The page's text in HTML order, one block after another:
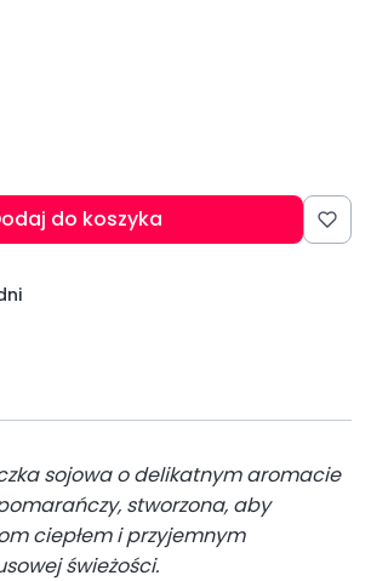
do koszyka
sojowa o delikatnym aromacie
stworzona, aby
ciepłem i przyjemnym
świeżości.